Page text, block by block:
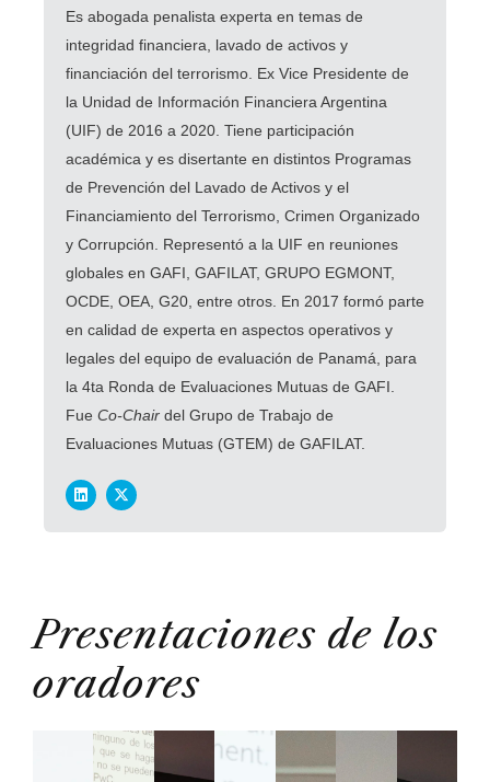
Es abogada penalista experta en temas de
integridad financiera, lavado de activos y
financiación del terrorismo. Ex Vice Presidente de
la Unidad de Información Financiera Argentina
(UIF) de 2016 a 2020. Tiene participación
académica y es disertante en distintos Programas
de Prevención del Lavado de Activos y el
Financiamiento del Terrorismo, Crimen Organizado
y Corrupción. Representó a la UIF en reuniones
globales en GAFI, GAFILAT, GRUPO EGMONT,
OCDE, OEA, G20, entre otros. En 2017 formó parte
en calidad de experta en aspectos operativos y
legales del equipo de evaluación de Panamá, para
la 4ta Ronda de Evaluaciones Mutuas de GAFI.
Fue Co-Chair del Grupo de Trabajo de
Evaluaciones Mutuas (GTEM) de GAFILAT.
Presentaciones de los
oradores